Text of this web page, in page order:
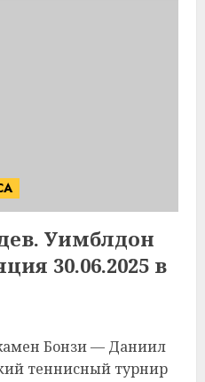
Уимблдон
30.06.2025 в
Бонзи — Даниил
теннисный турнир